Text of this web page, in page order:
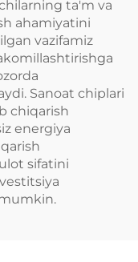
ta'm va
ahamiyatini
vazifamiz
Sanoat chiplari
chiqarish
energiya
sifatini